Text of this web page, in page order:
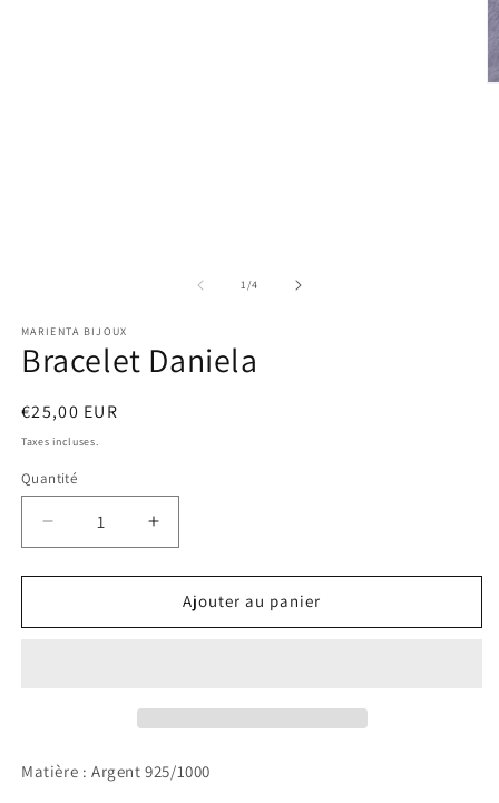
1/de
4
MARIENTA BIJOUX
Bracelet Daniela
Prix
habituel
€25,00 EUR
Taxes incluses.
Quantité
Réduire
la
quantité
Bracelet
Augmenter
la
quantité
Bracelet
Ajouter au panier
Matière : Argent 925/1000